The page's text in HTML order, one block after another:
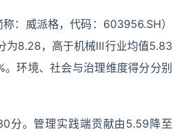
：威派格，代码：603956.SH）
为8.28，高于机械Ⅲ行业均值5.83
环境、社会与治理维度得分分别
分。管理实践端贡献由5.59降至